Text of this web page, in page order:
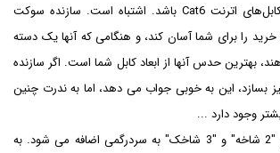
است، باید برای همه کابل‌های اترنت Cat6 باشد. اشتباه است. سازنده سوکت
را برای شما آسان کند، و هنگامی که آنها یک دسته
بهترین حدس آنها از ابعاد کابل شما است. اگر سازنده
بسازد، این به خوبی جواب می دهد، اما به ندرت چنین
وجود دارد ...
تفاوت بین کانکتورهای "2 شاخه" و "3 شاخک" به سردرگمی اضافه می شود. به